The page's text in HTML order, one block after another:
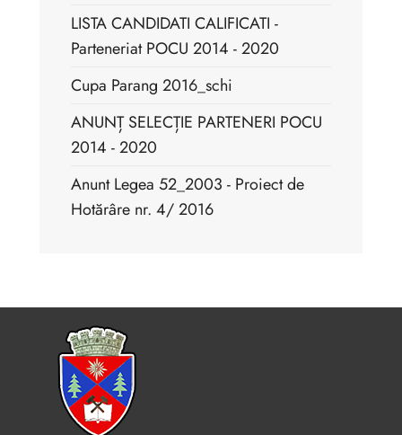
LISTA CANDIDATI CALIFICATI -
Parteneriat POCU 2014 - 2020
Cupa Parang 2016_schi
ANUNȚ SELECȚIE PARTENERI POCU
2014 - 2020
Anunt Legea 52_2003 - Proiect de
Hotărâre nr. 4/ 2016